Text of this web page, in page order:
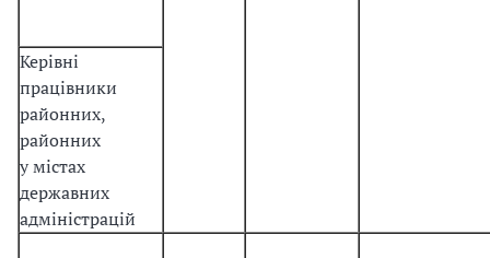
Керівні
працівники
районних,
районних
у містах
державних
адміністрацій